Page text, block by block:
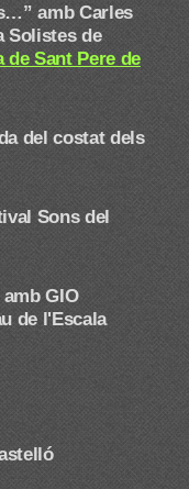
amb Carles
Solistes de
de Sant Pere de
del costat dels
Sons del
GIO
de l'Escala